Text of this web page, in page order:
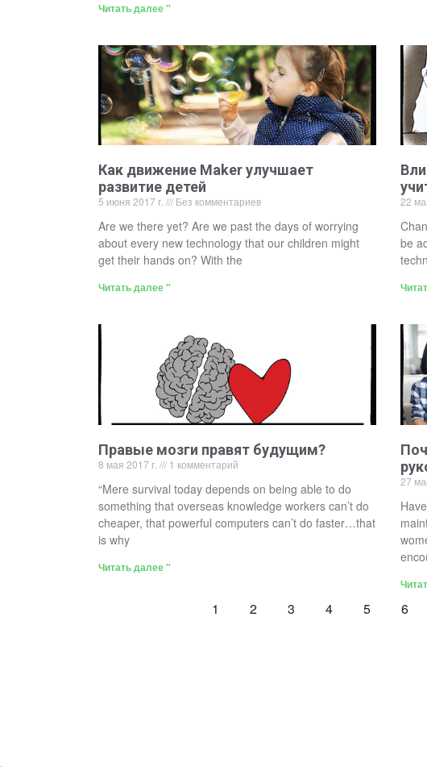
Читать далее "
Как движение Maker улучшает
развитие детей
5 июня 2017 г. Без комментариев
Are we there yet? Are we past the days of worrying
about every new technology that our children might
get their hands on? With the
Читать далее "
22
be
Правые мозги правят будущим?
8 мая 2017 г. 1 комментарий
“Mere survival today depends on being able to do
something that overseas knowledge workers can’t do
cheaper, that powerful computers can’t do faster…that
is why
Читать далее "
27
1 2 3 4 5 6